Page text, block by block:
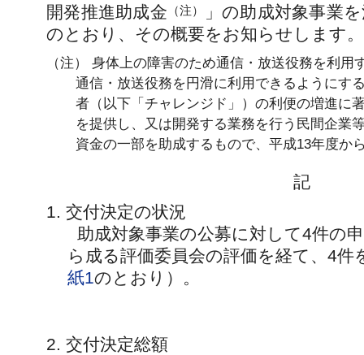
開発推進助成金 （注）
」の助成対象事業
のとおり、その概要をお知らせします。
（注） 身体上の障害のため通信・放送役務を利
通信・放送役務を円滑に利用できるようにす
者（以下「チャレンジド」）の利便の増進に
を提供し、又は開発する業務を行う民間企業
資金の一部を助成するもので、平成13年度か
記
1. 交付決定の状況
助成対象事業の公募に対して4件の
ら成る評価委員会の評価を経て、4件
紙1のとおり）。
2. 交付決定総額